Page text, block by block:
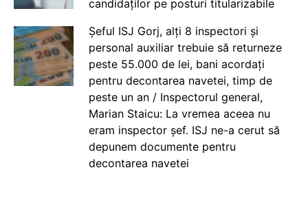
candidaților pe posturi titularizabile
Șeful ISJ Gorj, alți 8 inspectori și
personal auxiliar trebuie să returneze
peste 55.000 de lei, bani acordați
pentru decontarea navetei, timp de
peste un an / Inspectorul general,
Marian Staicu: La vremea aceea nu
eram inspector șef. ISJ ne-a cerut să
depunem documente pentru
decontarea navetei